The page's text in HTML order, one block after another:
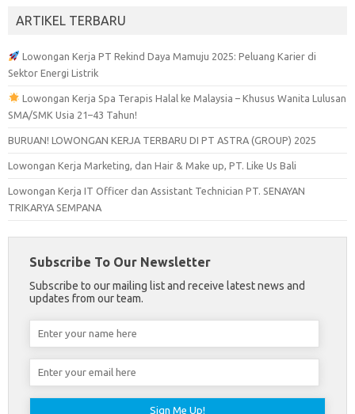
ARTIKEL TERBARU
Lowongan Kerja PT Rekind Daya Mamuju 2025: Peluang Karier di
Sektor Energi Listrik
Lowongan Kerja Spa Terapis Halal ke Malaysia – Khusus Wanita Lulusan
SMA/SMK Usia 21–43 Tahun!
BURUAN! LOWONGAN KERJA TERBARU DI PT ASTRA (GROUP) 2025
Lowongan Kerja Marketing, dan Hair & Make up, PT. Like Us Bali
Lowongan Kerja IT Officer dan Assistant Technician PT. SENAYAN
TRIKARYA SEMPANA
Subscribe To Our Newsletter
Subscribe to our mailing list and receive latest news and
updates from our team.